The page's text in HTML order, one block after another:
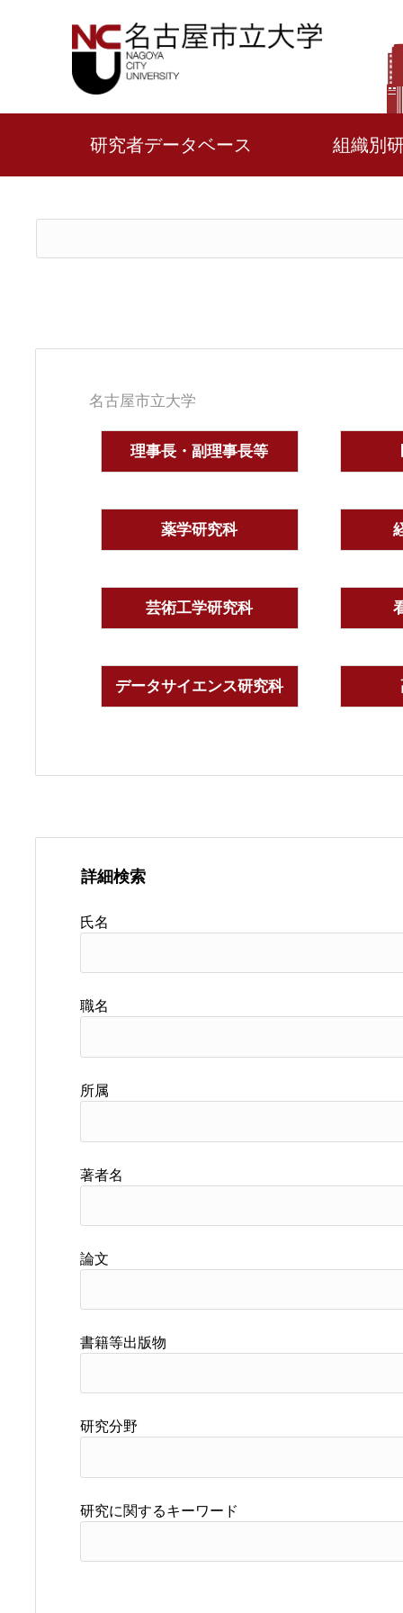
研究者データベース 組織別
名古屋市立大学
理事長・副理事長等
薬学研究科
芸術工学研究科
データサイエンス研究科
詳細検索
氏名
職名
所属
著者名
論文
書籍等出版物
研究分野
研究に関するキーワード